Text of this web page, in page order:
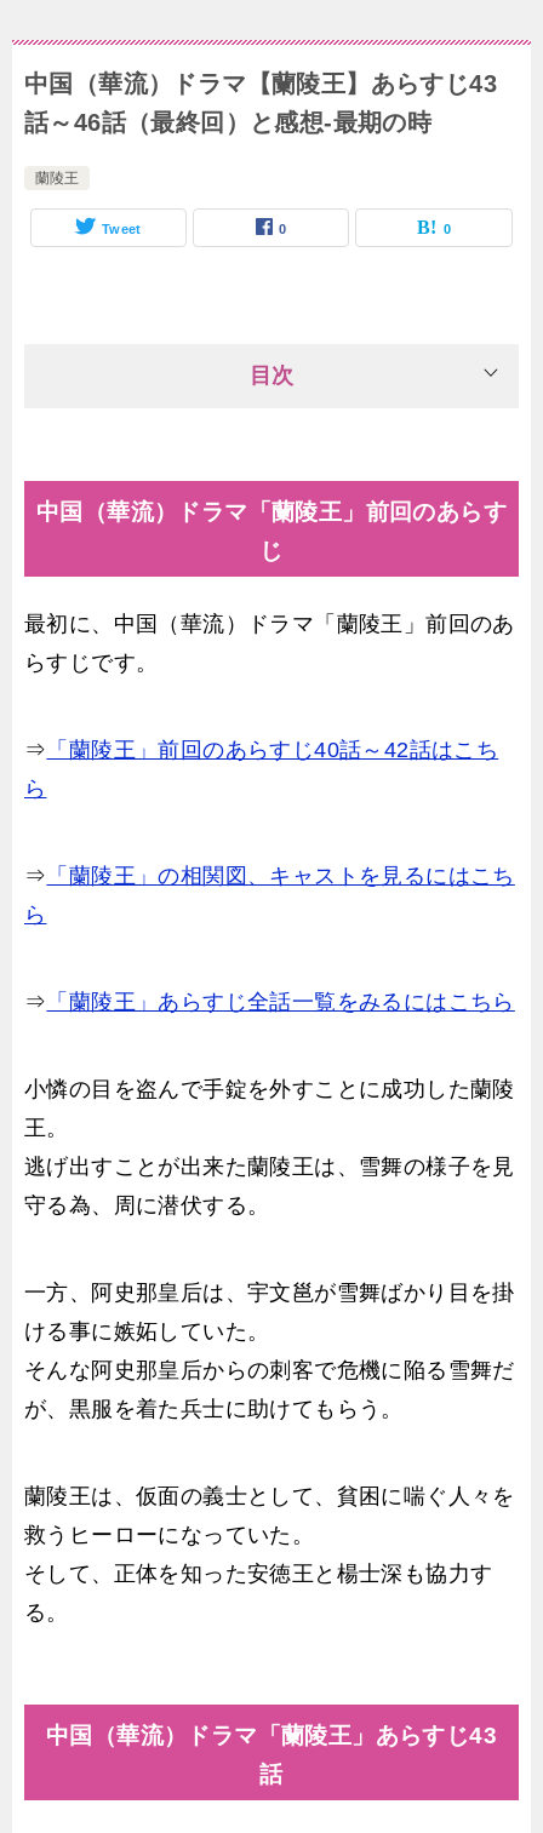
中国（華流）ドラマ【蘭陵王】あらすじ43
話～46話（最終回）と感想-最期の時
蘭陵王
Tweet 0 0
目次
中国（華流）ドラマ「蘭陵王」前回のあらす
じ
最初に、中国（華流）ドラマ「蘭陵王」前回のあ
らすじです。
⇒ 「蘭陵王」前回のあらすじ40話～42話はこち
ら
⇒ 「蘭陵王」の相関図、キャストを見るにはこち
ら
⇒ 「蘭陵王」あらすじ全話一覧をみるにはこちら
小憐の目を盗んで手錠を外すことに成功した蘭陵
王。
逃げ出すことが出来た蘭陵王は、雪舞の様子を見
守る為、周に潜伏する。
一方、阿史那皇后は、宇文邕が雪舞ばかり目を掛
ける事に嫉妬していた。
そんな阿史那皇后からの刺客で危機に陥る雪舞だ
が、黒服を着た兵士に助けてもらう。
蘭陵王は、仮面の義士として、貧困に喘ぐ人々を
救うヒーローになっていた。
そして、正体を知った安徳王と楊士深も協力す
る。
中国（華流）ドラマ「蘭陵王」あらすじ43
話